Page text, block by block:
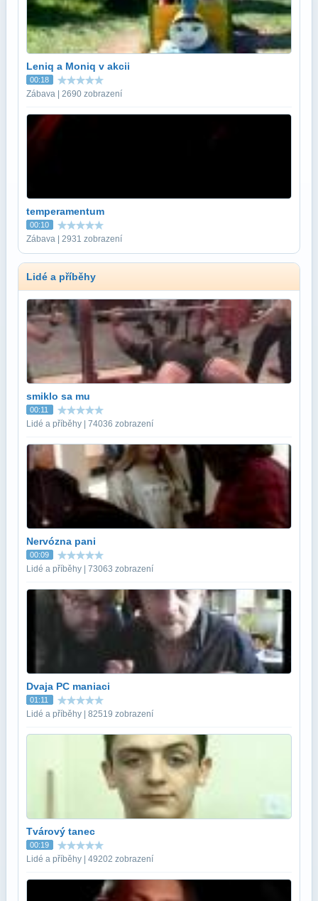
Leniq a Moniq v akcii
00:18
Zábava | 2690 zobrazení
temperamentum
00:10
Zábava | 2931 zobrazení
Lidé a příběhy
smiklo sa mu
00:11
Lidé a příběhy | 74036 zobrazení
Nervózna pani
00:09
Lidé a příběhy | 73063 zobrazení
Dvaja PC maniaci
01:11
Lidé a příběhy | 82519 zobrazení
Tvárový tanec
00:19
Lidé a příběhy | 49202 zobrazení